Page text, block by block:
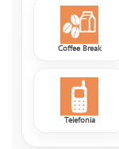
Coffee Break
Telefonia